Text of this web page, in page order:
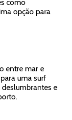
como
opção para
entre mar e
uma surf
deslumbrantes e